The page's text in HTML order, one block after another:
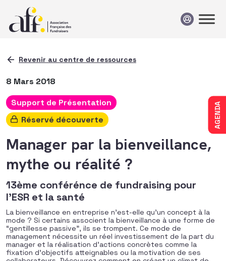
AGENDA
Revenir au centre de ressources
8 Mars 2018
Support de Présentation
Réservé découverte
Manager par la bienveillance,
mythe ou réalité ?
13ème conférénce de fundraising pour
l'ESR et la santé
La bienveillance en entreprise n’est-elle qu’un concept à la
mode ? Si certains associent la bienveillance à une forme de
“gentillesse passive”, ils se trompent. Ce mode de
management nécessite un réel investissement de la part du
manager et la réalisation d’actions concrètes comme la
fixation d’objectifs atteignables ou la motivation de ses